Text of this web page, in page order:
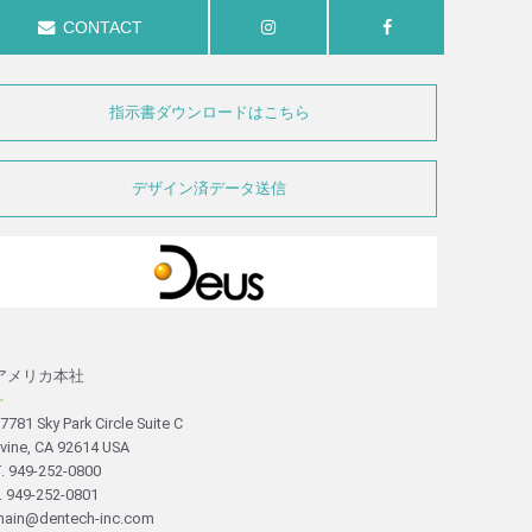
CONTACT
指示書ダウンロードはこちら
デザイン済データ送信
メリカ本社
Sky Park Circle Suite C
CA 92614 USA
949-252-0800
949-252-0801
inc.com